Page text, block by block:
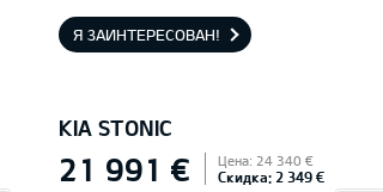
Я ЗАИНТЕРЕСОВАН!
KIA STONIC
21 991 € Цена: 24 340 €
Скидка: 2 349 €